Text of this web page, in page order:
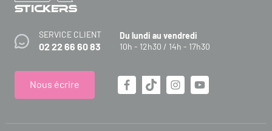
SERVICE CLIENT
02 22 66 60 83
Du lundi au vendredi
10h - 12h30 / 14h - 17h30
Nous écrire